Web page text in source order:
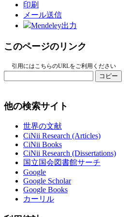
印刷
メール送信
Mendeley出力
このページのリンク
引用にはこちらのURLをご利用ください
コピー
他の検索サイト
世界の文献
CiNii Research (Articles)
CiNii Books
CiNii Research (Dissertations)
国立国会図書館サーチ
Google
Google Scholar
Google Books
カーリル